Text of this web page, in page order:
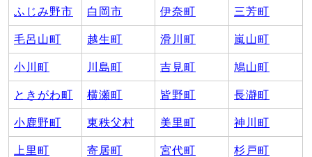
ふじみ野市 白岡市 伊奈町 三芳町
毛呂山町 越生町 滑川町 嵐山町
小川町 川島町 吉見町 鳩山町
ときがわ町 横瀬町 皆野町 長瀞町
小鹿野町 東秩父村 美里町 神川町
上里町 寄居町 宮代町 杉戸町